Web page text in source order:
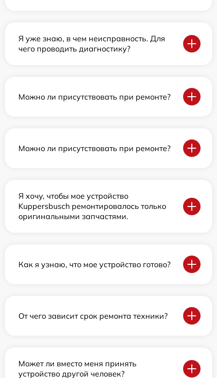
Я уже знаю, в чем неисправность. Для
чего проводить диагностику?
Можно ли присутствовать при ремонте?
Можно ли присутствовать при ремонте?
Я хочу, чтобы мое устройство
Kuppersbusch ремонтировалось только
оригинальными запчастями.
Как я узнаю, что мое устройство готово?
От чего зависит срок ремонта техники?
Может ли вместо меня принять
устройство другой человек?